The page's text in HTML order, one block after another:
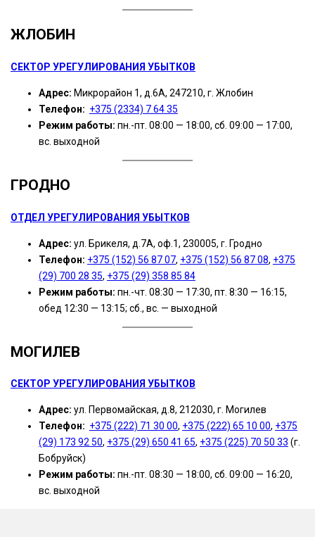
ЖЛОБИН
СЕКТОР УРЕГУЛИРОВАНИЯ УБЫТКОВ
Адрес: Микрорайон 1, д.6А, 247210, г. Жлобин
Телефон: +375 (2334) 7 64 35
Режим работы: пн.-пт. 08:00 — 18:00, сб. 09:00 — 17:00,
вс. выходной
ГРОДНО
ОТДЕЛ УРЕГУЛИРОВАНИЯ УБЫТКОВ
Адрес: ул. Брикеля, д.7А, оф.1, 230005, г. Гродно
Телефон: +375 (152) 56 87 07, +375 (152) 56 87 08, +375
(29) 700 28 35, +375 (29) 358 85 84
Режим работы: пн.-чт. 08:30 — 17:30, пт. 8:30 — 16:15,
обед 12:30 — 13:15; сб., вс. — выходной
МОГИЛЕВ
СЕКТОР УРЕГУЛИРОВАНИЯ УБЫТКОВ
Адрес: ул. Первомайская, д.8, 212030, г. Могилев
Телефон: +375 (222) 71 30 00, +375 (222) 65 10 00, +375
(29) 173 92 50, +375 (29) 650 41 65, +375 (225) 70 50 33 (г.
Бобруйск)
Режим работы: пн.-пт. 08:30 — 18:00, сб. 09:00 — 16:20,
вс. выходной